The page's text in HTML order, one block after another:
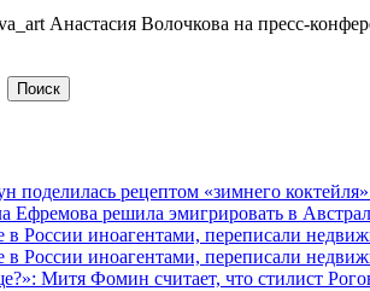
Анастасия Волочкова на пресс-
Поиск
поделилась рецептом «зимнего
Ефремова решила эмигрировать в
России иноагентами, переписали
России иноагентами, переписали
Митя Фомин считает, что стилист